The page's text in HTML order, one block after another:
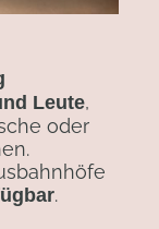
Leute,
oder
.